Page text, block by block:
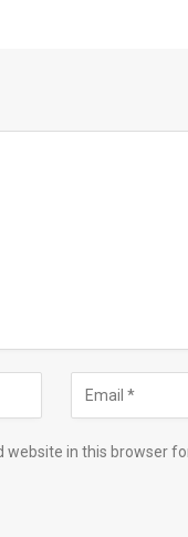
website in this browser